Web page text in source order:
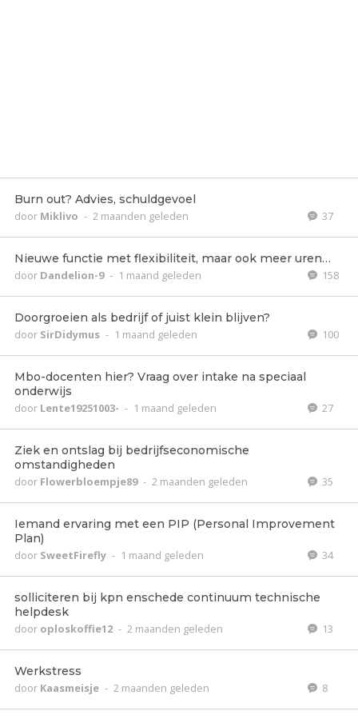
Burn out? Advies, schuldgevoel
door Miklivo - 2 maanden geleden 37
Nieuwe functie met flexibiliteit, maar ook meer uren…
door Dandelion-9 - 1 maand geleden 158
Doorgroeien als bedrijf of juist klein blijven?
door SirDidymus - 1 maand geleden 100
Mbo-docenten hier? Vraag over intake na speciaal
onderwijs
door Lente19251003- - 1 maand geleden 27
Ziek en ontslag bij bedrijfseconomische
omstandigheden
door Flowerbloempje89 - 2 maanden geleden 35
Iemand ervaring met een PIP (Personal Improvement
Plan)
door SweetFirefly - 1 maand geleden 34
solliciteren bij kpn enschede continuum technische
helpdesk
door oploskoffie12 - 2 maanden geleden 13
Werkstress
door Kaasmeisje - 2 maanden geleden 8